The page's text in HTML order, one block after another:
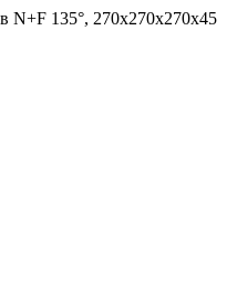
N+F 135°, 270x270x270x45